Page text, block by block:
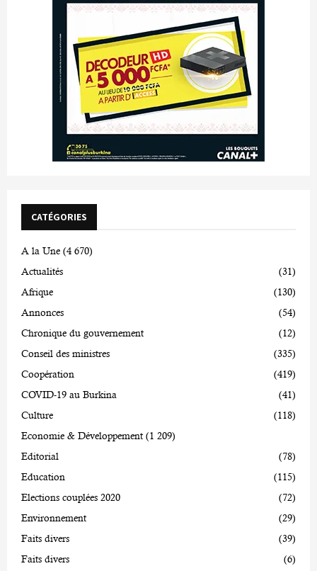
CATÉGORIES
A la Une (4 670)
Actualités
(31)
Afrique
(130)
Annonces
(54)
Chronique du gouvernement
(12)
Conseil des ministres
(335)
Coopération
(419)
COVID-19 au Burkina
(41)
Culture
(118)
Economie & Développement (1 209)
Editorial
(78)
Education
(115)
Elections couplées 2020
(72)
Environnement
(29)
Faits divers
(39)
Faits divers
(6)